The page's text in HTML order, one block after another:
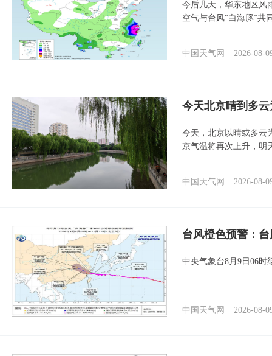
今后几天，华东地区风
空气与台风“白海豚”共
中国天气网 2026-08-
今天北京晴到多
今天，北京以晴或多云
京气温将再次上升，明
中国天气网 2026-08-
台风橙色预警：
中央气象台8月9日06时
中国天气网 2026-08-